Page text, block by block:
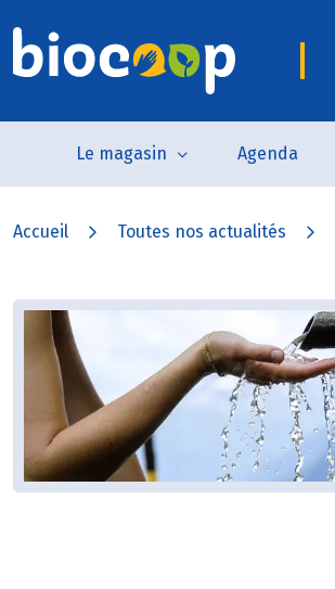
Le magasin Agenda
Accueil Toutes nos actualités